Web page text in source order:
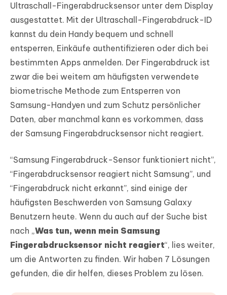
Ultraschall-Fingerabdrucksensor unter dem Display
ausgestattet. Mit der Ultraschall-Fingerabdruck-ID
kannst du dein Handy bequem und schnell
entsperren, Einkäufe authentifizieren oder dich bei
bestimmten Apps anmelden. Der Fingerabdruck ist
zwar die bei weitem am häufigsten verwendete
biometrische Methode zum Entsperren von
Samsung-Handyen und zum Schutz persönlicher
Daten, aber manchmal kann es vorkommen, dass
der Samsung Fingerabdrucksensor nicht reagiert.
“Samsung Fingerabdruck-Sensor funktioniert nicht”,
“Fingerabdrucksensor reagiert nicht Samsung”, und
“Fingerabdruck nicht erkannt”, sind einige der
häufigsten Beschwerden von Samsung Galaxy
Benutzern heute. Wenn du auch auf der Suche bist
nach „Was tun, wenn mein Samsung
Fingerabdrucksensor nicht reagiert“, lies weiter,
um die Antworten zu finden. Wir haben 7 Lösungen
gefunden, die dir helfen, dieses Problem zu lösen.